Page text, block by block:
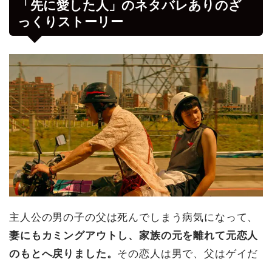
「先に愛した人」のネタバレありのざ
っくりストーリー
主人公の男の子の父は死んでしまう病気になって、
妻にもカミングアウトし、家族の元を離れて元恋人
のもとへ戻りました。 その恋人は男で、父はゲイだ